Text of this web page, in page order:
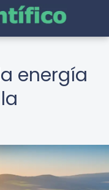
energía